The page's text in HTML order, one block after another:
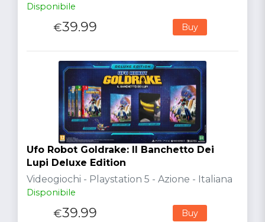
Disponibile
€39.99 Buy
Ufo Robot Goldrake: Il Banchetto Dei
Lupi Deluxe Edition
Videogiochi - Playstation 5 - Azione - Italiana
Disponibile
€39.99 Buy